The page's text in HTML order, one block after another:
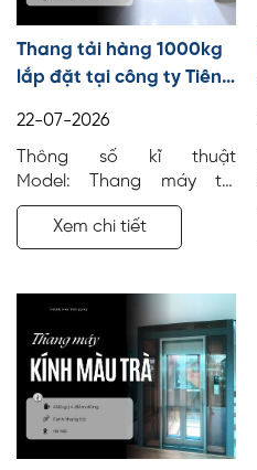
Thang tải hàng 1000kg
lắp đặt tại công ty Tiên
22-07-2026
Thông số kĩ thuật
Model: Thang máy tải
hàng Số tầng: 3 điểm dừng
Tải trọng: 1000 kg Công
trình: Văn phòng Địa điểm:
Xem chi tiết